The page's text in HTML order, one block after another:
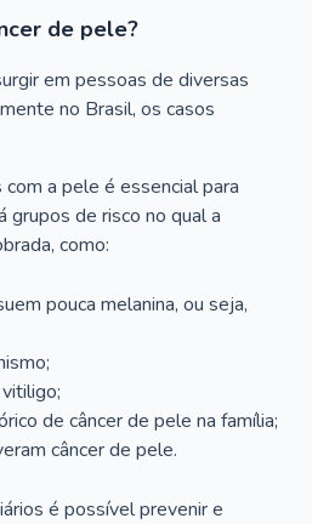
de pele?
em pessoas de diversas
no Brasil, os casos
a pele é essencial para
grupos de risco no qual a
como:
pouca melanina, ou seja,
de câncer de pele na família;
câncer de pele.
é possível prevenir e